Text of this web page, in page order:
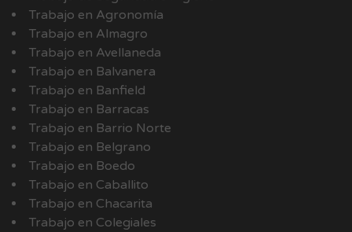
Trabajo en Agronomía
Trabajo en Almagro
Trabajo en Avellaneda
Trabajo en Balvanera
Trabajo en Banfield
Trabajo en Barracas
Trabajo en Barrio Norte
Trabajo en Belgrano
Trabajo en Boedo
Trabajo en Caballito
Trabajo en Chacarita
Trabajo en Colegiales